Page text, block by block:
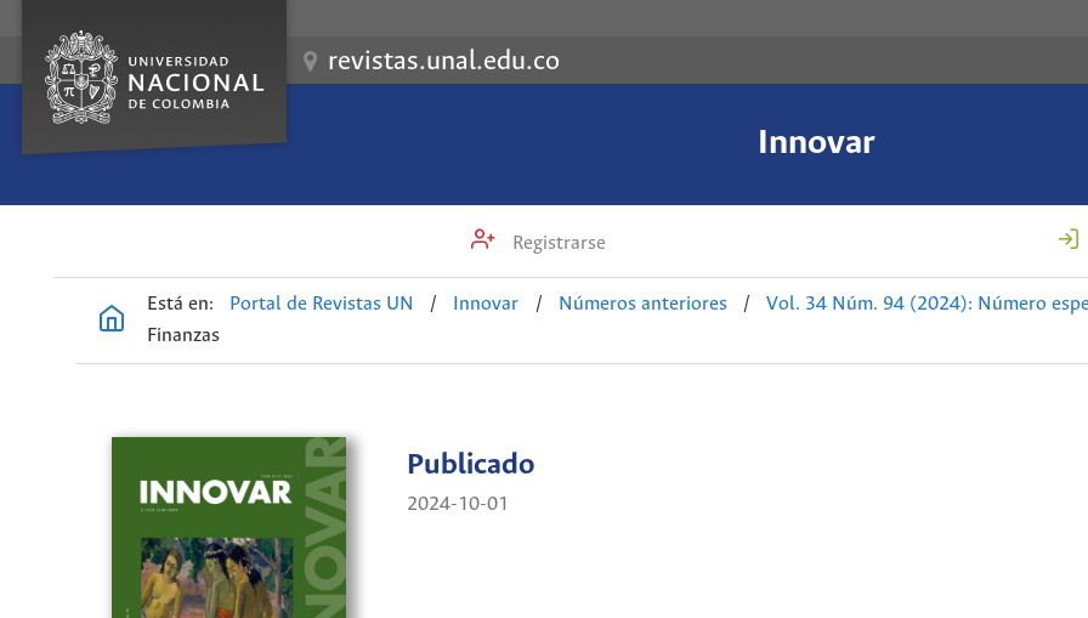
revistas.unal.edu.co
Innovar
Registrarse
Está en: Portal de Revistas UN / Innovar / Números anteriores / Vol. 34 Núm. 94 (2024): Número
Finanzas
Publicado
2024-10-01